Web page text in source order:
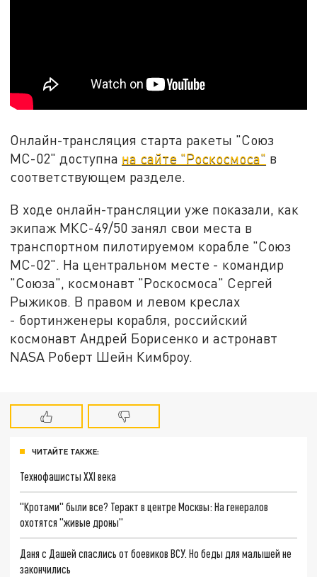
Онлайн-трансляция старта ракеты "Союз
МС-02" доступна на сайте "Роскосмоса" в
соответствующем разделе.
В ходе онлайн-трансляции уже показали, как
экипаж МКС-49/50 занял свои места в
транспортном пилотируемом корабле "Союз
МС-02". На центральном месте - командир
"Союза", космонавт "Роскосмоса" Сергей
Рыжиков. В правом и левом креслах
- бортинженеры корабля, российский
космонавт Андрей Борисенко и астронавт
NASA Роберт Шейн Кимброу.
ЧИТАЙТЕ ТАКЖЕ:
Технофашисты XXI века
"Кротами" были все? Теракт в центре Москвы: На генералов
охотятся "живые дроны"
Даня с Дашей спаслись от боевиков ВСУ. Но беды для малышей не
закончились